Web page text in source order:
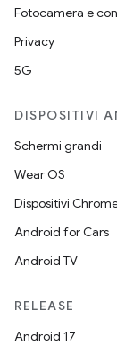
Fotocamera e
Privacy
5G
DISPOSITIVI
Schermi grandi
Wear OS
Dispositivi
Android for Cars
Android TV
RELEASE
Android 17